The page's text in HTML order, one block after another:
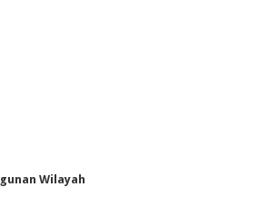
Wilayah